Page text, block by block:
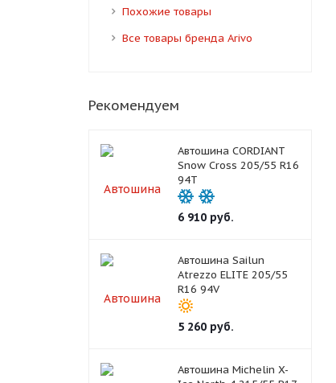
Похожие товары
Все товары бренда Arivo
Рекомендуем
Автошина CORDIANT
Snow Cross 205/55 R16
94T
6 910руб.
Автошина Sailun
Atrezzo ELITE 205/55
R16 94V
5 260руб.
Автошина Michelin X-